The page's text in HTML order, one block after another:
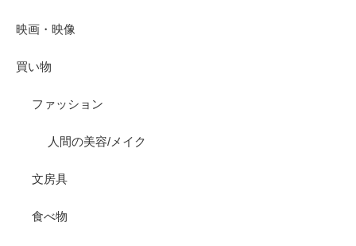
映画・映像
買い物
ファッション
人間の美容/メイク
文房具
食べ物